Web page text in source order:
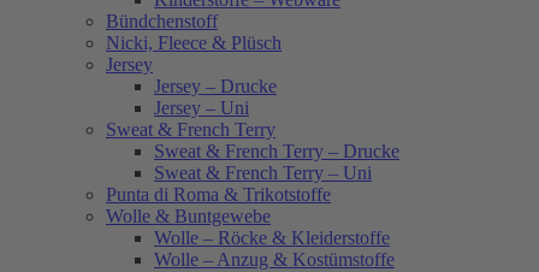
Bündchenstoff
Nicki, Fleece & Plüsch
Jersey
Jersey – Drucke
Jersey – Uni
Sweat & French Terry
Sweat & French Terry – Drucke
Sweat & French Terry – Uni
Punta di Roma & Trikotstoffe
Wolle & Buntgewebe
Wolle – Röcke & Kleiderstoffe
Wolle – Anzug & Kostümstoffe